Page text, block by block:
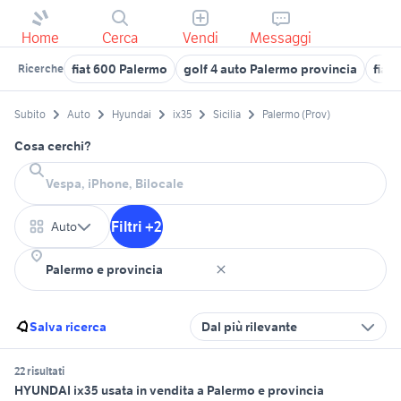
Home Cerca Vendi Messaggi
Ricerche fiat 600 Palermo golf 4 auto Palermo provincia fiat
Subito Auto Hyundai ix35 Sicilia Palermo (Prov)
Cosa cerchi?
Auto Filtri +2
Salva ricerca Dal più rilevante
22 risultati
HYUNDAI ix35 usata in vendita a Palermo e provincia